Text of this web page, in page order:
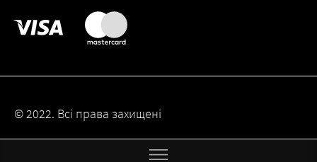
© 2022. Всі права захищені